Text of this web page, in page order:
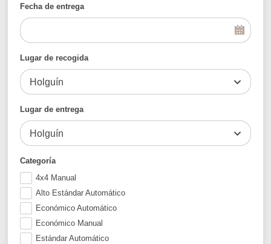
Categoría
4x4 Manual
Alto Estándar Automático
Económico Automático
Económico Manual
Estándar Automático
Lugar de recogida
Holguín
Lugar de entrega
Holguín
Fecha de entrega